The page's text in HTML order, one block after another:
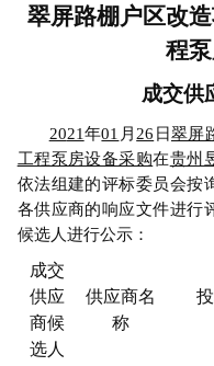
翠屏路棚户区改
程
成交供
2021年01 月26 日翠屏
工程泵房设备采购在贵州
依法组建的评标委员会按
各供应商的响应文件进行
候选人进行公示：
成交
供应
商候
选人
供应商名
称